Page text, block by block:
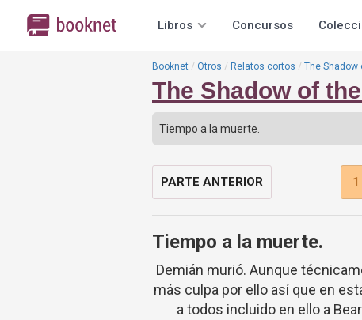
Libros Concursos
Booknet Otros Relatos cortos The Shadow
The Shadow of
PARTE ANTERIOR 1
Tiempo a la muerte.
Demián murió. Aunque
más culpa por ello así que en
a todos incluido en ello a